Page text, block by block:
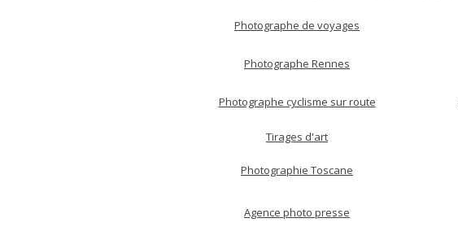
Photographe de voyages
Photographe Rennes
Photographe cyclisme sur route
Tirages d'art
Photographie Toscane
Agence photo presse